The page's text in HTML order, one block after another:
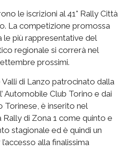
le iscrizioni al 41° Rally Città
La competizione promossa
più rappresentative del
regionale si correrà nel
prossimi.
di Lanzo patrocinato dalla
Automobile Club Torino e dai
Torinese, è inserito nel
di Zona 1 come quinto e
stagionale ed è quindi un
alla finalissima